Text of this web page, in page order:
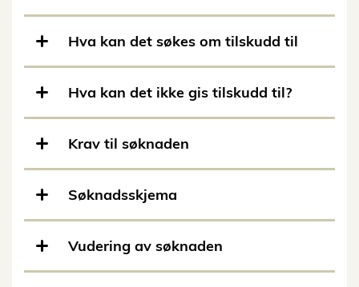
Hva kan det søkes om tilskudd til
Hva kan det ikke gis tilskudd til?
Krav til søknaden
Søknadsskjema
Vudering av søknaden